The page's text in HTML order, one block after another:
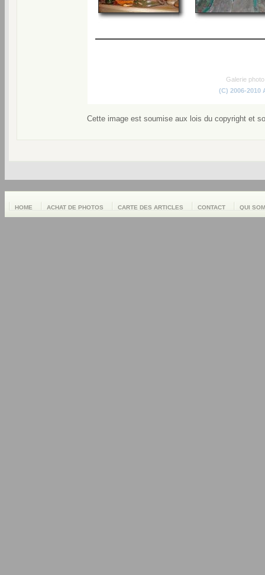
Galerie
(C) 2006-2010
Cette image est soumise aux lois du copyright et
HOME ACHAT DE PHOTOS CARTE DES ARTICLES CONTACT QUI